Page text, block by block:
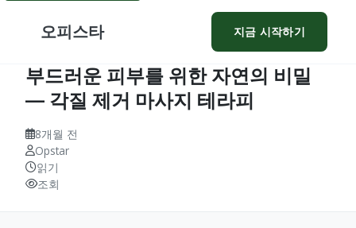
오피스타 지금 시작하기
부드러운 피부를 위한 자연의 비밀
— 각질 제거 마사지 테라피
8개월 전
Opstar
읽기
조회